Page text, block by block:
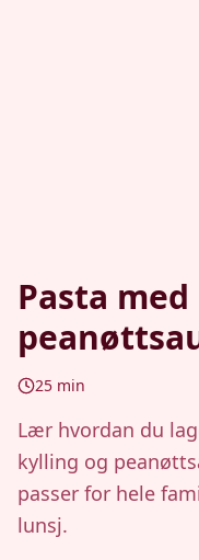
Pasta
25 min
Lær hvordan du
kylling og
passer for hele
lunsj.